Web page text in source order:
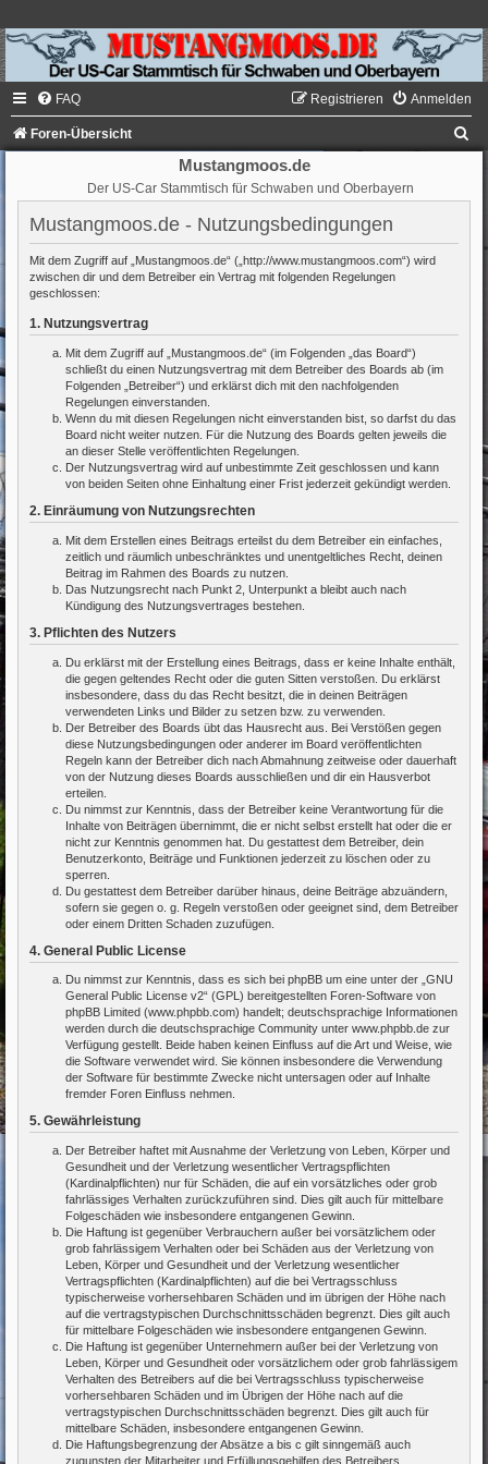
FAQ Anmelden
Registrieren
Foren-Übersicht
Mustangmoos.de
Der US-Car Stammtisch für Schwaben und Oberbayern
Mustangmoos.de - Nutzungsbedingungen
Mit dem Zugriff auf „Mustangmoos.de“ („http://www.mustangmoos.com“) wird
zwischen dir und dem Betreiber ein Vertrag mit folgenden Regelungen
geschlossen:
1. Nutzungsvertrag
Mit dem Zugriff auf „Mustangmoos.de“ (im Folgenden „das Board“)
schließt du einen Nutzungsvertrag mit dem Betreiber des Boards ab (im
Folgenden „Betreiber“) und erklärst dich mit den nachfolgenden
Regelungen einverstanden.
Wenn du mit diesen Regelungen nicht einverstanden bist, so darfst du das
Board nicht weiter nutzen. Für die Nutzung des Boards gelten jeweils die
an dieser Stelle veröffentlichten Regelungen.
Der Nutzungsvertrag wird auf unbestimmte Zeit geschlossen und kann
von beiden Seiten ohne Einhaltung einer Frist jederzeit gekündigt werden.
2. Einräumung von Nutzungsrechten
Mit dem Erstellen eines Beitrags erteilst du dem Betreiber ein einfaches,
zeitlich und räumlich unbeschränktes und unentgeltliches Recht, deinen
Beitrag im Rahmen des Boards zu nutzen.
Das Nutzungsrecht nach Punkt 2, Unterpunkt a bleibt auch nach
Kündigung des Nutzungsvertrages bestehen.
3. Pflichten des Nutzers
Du erklärst mit der Erstellung eines Beitrags, dass er keine Inhalte enthält,
die gegen geltendes Recht oder die guten Sitten verstoßen. Du erklärst
insbesondere, dass du das Recht besitzt, die in deinen Beiträgen
verwendeten Links und Bilder zu setzen bzw. zu verwenden.
Der Betreiber des Boards übt das Hausrecht aus. Bei Verstößen gegen
diese Nutzungsbedingungen oder anderer im Board veröffentlichten
Regeln kann der Betreiber dich nach Abmahnung zeitweise oder dauerhaft
von der Nutzung dieses Boards ausschließen und dir ein Hausverbot
erteilen.
Du nimmst zur Kenntnis, dass der Betreiber keine Verantwortung für die
Inhalte von Beiträgen übernimmt, die er nicht selbst erstellt hat oder die er
nicht zur Kenntnis genommen hat. Du gestattest dem Betreiber, dein
Benutzerkonto, Beiträge und Funktionen jederzeit zu löschen oder zu
sperren.
Du gestattest dem Betreiber darüber hinaus, deine Beiträge abzuändern,
sofern sie gegen o. g. Regeln verstoßen oder geeignet sind, dem Betreiber
oder einem Dritten Schaden zuzufügen.
4. General Public License
Du nimmst zur Kenntnis, dass es sich bei phpBB um eine unter der „ GNU
General Public License v2“ (GPL) bereitgestellten Foren-Software von
phpBB Limited (www.phpbb.com) handelt; deutschsprachige Informationen
werden durch die deutschsprachige Community unter www.phpbb.de zur
Verfügung gestellt. Beide haben keinen Einfluss auf die Art und Weise, wie
die Software verwendet wird. Sie können insbesondere die Verwendung
der Software für bestimmte Zwecke nicht untersagen oder auf Inhalte
fremder Foren Einfluss nehmen.
5. Gewährleistung
Der Betreiber haftet mit Ausnahme der Verletzung von Leben, Körper und
Gesundheit und der Verletzung wesentlicher Vertragspflichten
(Kardinalpflichten) nur für Schäden, die auf ein vorsätzliches oder grob
fahrlässiges Verhalten zurückzuführen sind. Dies gilt auch für mittelbare
Folgeschäden wie insbesondere entgangenen Gewinn.
Die Haftung ist gegenüber Verbrauchern außer bei vorsätzlichem oder
grob fahrlässigem Verhalten oder bei Schäden aus der Verletzung von
Leben, Körper und Gesundheit und der Verletzung wesentlicher
Vertragspflichten (Kardinalpflichten) auf die bei Vertragsschluss
typischerweise vorhersehbaren Schäden und im übrigen der Höhe nach
auf die vertragstypischen Durchschnittsschäden begrenzt. Dies gilt auch
für mittelbare Folgeschäden wie insbesondere entgangenen Gewinn.
Die Haftung ist gegenüber Unternehmern außer bei der Verletzung von
Leben, Körper und Gesundheit oder vorsätzlichem oder grob fahrlässigem
Verhalten des Betreibers auf die bei Vertragsschluss typischerweise
vorhersehbaren Schäden und im Übrigen der Höhe nach auf die
vertragstypischen Durchschnittsschäden begrenzt. Dies gilt auch für
mittelbare Schäden, insbesondere entgangenen Gewinn.
Die Haftungsbegrenzung der Absätze a bis c gilt sinngemäß auch
zugunsten der Mitarbeiter und Erfüllungsgehilfen des Betreibers.